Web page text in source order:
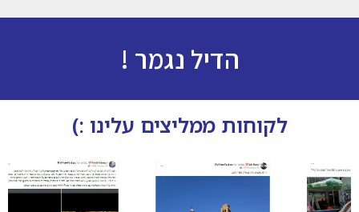
הדיל נגמר !
לקוחות ממליצים עלינו :)